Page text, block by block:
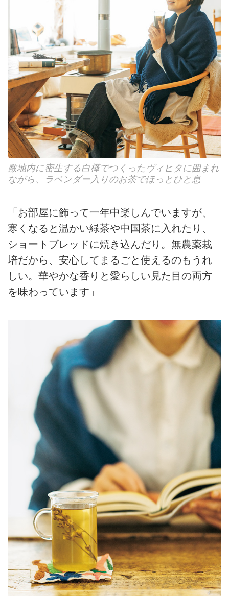
敷地内に密生する白樺でつくったヴィヒタに囲まれ
ながら、ラベンダー入りのお茶でほっとひと息
「お部屋に飾って一年中楽しんでいますが、
寒くなると温かい緑茶や中国茶に入れたり、
ショートブレッドに焼き込んだり。無農薬栽
培だから、安心してまるごと使えるのもうれ
しい。華やかな香りと愛らしい見た目の両方
を味わっています」